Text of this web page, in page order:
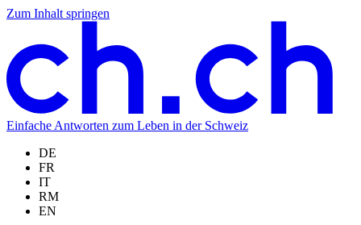
Zum Inhalt springen
Zum
springen
Zur
springen
Zur
springen
Zur
springen
Einfache Antworten zum Leben in der Schweiz
DE
FR
IT
RM
EN